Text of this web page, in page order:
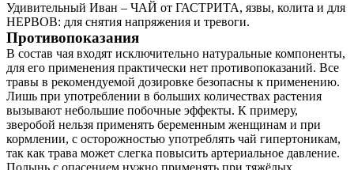
Удивительный Иван – ЧАЙ от ГАСТРИТА, язвы, колита и для
НЕРВОВ: для снятия напряжения и тревоги.
Противопоказания
В состав чая входят исключительно натуральные компоненты,
для его применения практически нет противопоказаний. Все
травы в рекомендуемой дозировке безопасны к применению.
Лишь при употреблении в больших количествах растения
вызывают небольшие побочные эффекты. К примеру,
зверобой нельзя применять беременным женщинам и при
кормлении, с осторожностью употреблять чай гипертоникам,
так как трава может слегка повысить артериальное давление.
Полынь с опасением нужно применять при тяжёлых